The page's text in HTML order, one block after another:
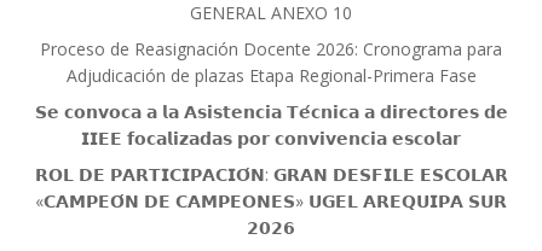
GENERAL ANEXO 10
Proceso de Reasignación Docente 2026: Cronograma para
Adjudicación de plazas Etapa Regional-Primera Fase
𝗦𝗲 𝗰𝗼𝗻𝘃𝗼𝗰𝗮 𝗮 𝗹𝗮 𝗔𝘀𝗶𝘀𝘁𝗲𝗻𝗰𝗶𝗮 𝗧𝗲́𝗰𝗻𝗶𝗰𝗮 𝗮 𝗱𝗶𝗿𝗲𝗰𝘁𝗼𝗿𝗲𝘀 𝗱𝗲
𝗜𝗜𝗘𝗘 𝗳𝗼𝗰𝗮𝗹𝗶𝘇𝗮𝗱𝗮𝘀 𝗽𝗼𝗿 𝗰𝗼𝗻𝘃𝗶𝘃𝗲𝗻𝗰𝗶𝗮 𝗲𝘀𝗰𝗼𝗹𝗮𝗿
𝗥𝗢𝗟 𝗗𝗘 𝗣𝗔𝗥𝗧𝗜𝗖𝗜𝗣𝗔𝗖𝗜𝗢́𝗡: 𝗚𝗥𝗔𝗡 𝗗𝗘𝗦𝗙𝗜𝗟𝗘 𝗘𝗦𝗖𝗢𝗟𝗔𝗥
«𝗖𝗔𝗠𝗣𝗘𝗢́𝗡 𝗗𝗘 𝗖𝗔𝗠𝗣𝗘𝗢𝗡𝗘𝗦» 𝗨𝗚𝗘𝗟 𝗔𝗥𝗘𝗤𝗨𝗜𝗣𝗔 𝗦𝗨𝗥
𝟮𝟬𝟮𝟲